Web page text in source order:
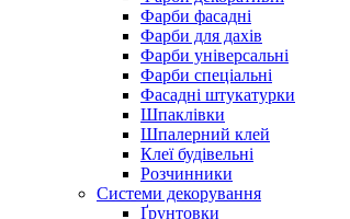
Фарби фасадні
Фарби для дахів
Фарби універсальні
Фарби спеціальні
Фасадні штукатурки
Шпаклівки
Шпалерний клей
Клеї будівельні
Розчинники
Системи декорування
Ґрунтовки